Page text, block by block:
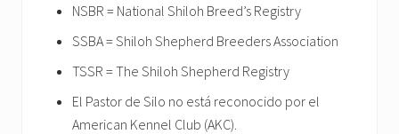
NSBR = National Shiloh Breed’s Registry
SSBA = Shiloh Shepherd Breeders Association
TSSR = The Shiloh Shepherd Registry
El Pastor de Silo no está reconocido por el
American Kennel Club (AKC).